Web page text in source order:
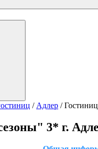
/ Адлер /
3* г.